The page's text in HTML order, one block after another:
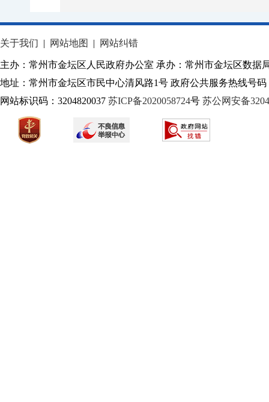
关于我们 | 网站地图 | 网站纠错
主办：常州市金坛区人民政府办公室 承办：常州市金坛区数据
地址：常州市金坛区市民中心清风路1号 政府公共服务热线号码
网站标识码：3204820037 苏ICP备2020058724号 苏公网安备